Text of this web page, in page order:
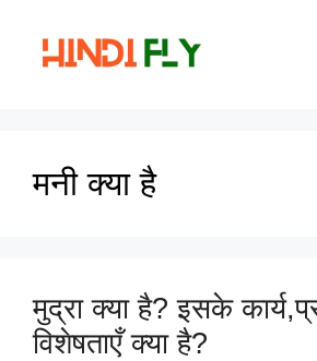
content
मनी क्या है
मुद्रा क्या है? इसके
विशेषताएँ क्या है?